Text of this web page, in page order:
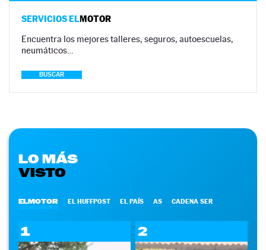
SERVICIOS ELMOTOR
Encuentra los mejores talleres, seguros, autoescuelas,
neumáticos…
BUSCAR
LO MÁS
VISTO
ELMOTOR EL HUFFPOST EL PAÍS AS CADENA SER
1 2